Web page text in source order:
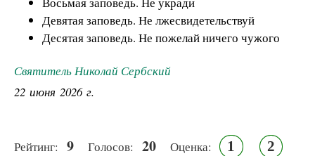
Девятая заповедь. Не лжесвидетельствуй
Десятая заповедь. Не пожелай ничего чужого
Святитель Николай Сербский
22 июня 2026 г.
Рейтинг: 9 Голосов: 20 Оценка: 1 2